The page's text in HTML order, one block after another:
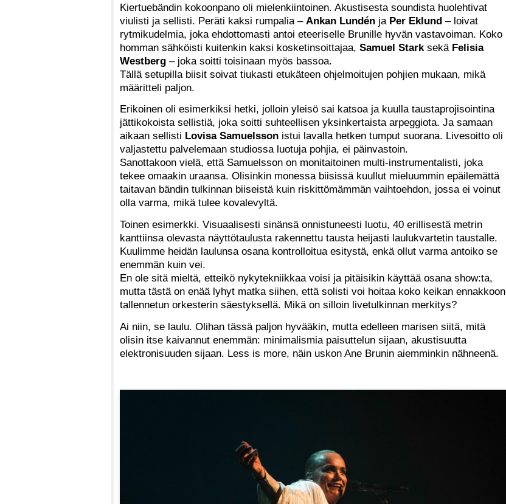
Kiertuebändin kokoonpano oli mielenkiintoinen. Akustisesta soundista huolehtivat
viulisti ja sellisti. Peräti kaksi rumpalia – Ankan Lundén ja Per Eklund – loivat
rytmikudelmia, joka ehdottomasti antoi eteeriselle Brunille hyvän vastavoiman. Koko
homman sähköisti kuitenkin kaksi kosketinsoittajaa, Samuel Stark sekä Felisia
Westberg – joka soitti toisinaan myös bassoa.
Tällä setupilla biisit soivat tiukasti etukäteen ohjelmoitujen pohjien mukaan, mikä
määritteli paljon.
Erikoinen oli esimerkiksi hetki, jolloin yleisö sai katsoa ja kuulla taustaprojisointina
jättikokoista sellistiä, joka soitti suhteellisen yksinkertaista arpeggiota. Ja samaan
aikaan sellisti Lovisa Samuelsson istui lavalla hetken tumput suorana. Livesoitto oli
valjastettu palvelemaan studiossa luotuja pohjia, ei päinvastoin.
Sanottakoon vielä, että Samuelsson on monitaitoinen multi-instrumentalisti, joka
tekee omaakin uraansa. Olisinkin monessa biisissä kuullut mieluummin epäilemättä
taitavan bändin tulkinnan biiseistä kuin riskittömämmän vaihtoehdon, jossa ei voinut
olla varma, mikä tulee kovalevyltä.
Toinen esimerkki. Visuaalisesti sinänsä onnistuneesti luotu, 40 erillisestä metrin
kanttiinsa olevasta näyttötaulusta rakennettu tausta heijasti laulukvartetin taustalle.
Kuulimme heidän laulunsa osana kontrolloitua esitystä, enkä ollut varma antoiko se
enemmän kuin vei.
En ole sitä mieltä, etteikö nykytekniikkaa voisi ja pitäisikin käyttää osana show:ta,
mutta tästä on enää lyhyt matka siihen, että solisti voi hoitaa koko keikan ennakkoon
tallennetun orkesterin säestyksellä. Mikä on silloin livetulkinnan merkitys?
Ai niin, se laulu. Olihan tässä paljon hyvääkin, mutta edelleen marisen siitä, mitä
olisin itse kaivannut enemmän: minimalismia paisuttelun sijaan, akustisuutta
elektronisuuden sijaan. Less is more, näin uskon Ane Brunin aiemminkin nähneenä.